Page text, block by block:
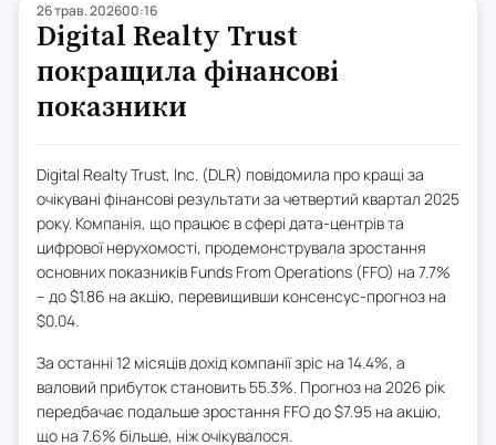
26 трав. 202600:16
Digital Realty Trust
покращила фінансові
показники
Digital Realty Trust, Inc. (DLR) повідомила про кращі за
очікувані фінансові результати за четвертий квартал 2025
року. Компанія, що працює в сфері дата-центрів та
цифрової нерухомості, продемонструвала зростання
основних показників Funds From Operations (FFO) на 7.7%
– до $1.86 на акцію, перевищивши консенсус-прогноз на
$0.04.
За останні 12 місяців дохід компанії зріс на 14.4%, а
валовий прибуток становить 55.3%. Прогноз на 2026 рік
передбачає подальше зростання FFO до $7.95 на акцію,
що на 7.6% більше, ніж очікувалося.